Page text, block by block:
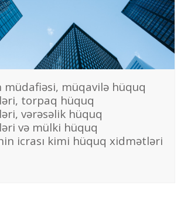
müdafiəsi, müqavilə hüquq
torpaq hüquq
vərəsəlik hüquq
və mülki hüquq
icrası kimi hüquq xidmətləri